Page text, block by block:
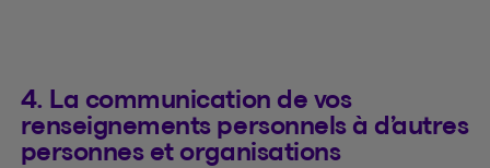
4. La communication de vos
renseignements personnels à d’autres
personnes et organisations